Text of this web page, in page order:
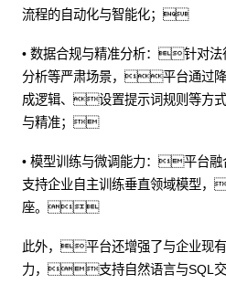
流程的自动化与智能化；
• 数据合规与精准分析：针对
分析等严肃场景，平台通过
成逻辑、设置提示词规则等方
与精准；
• 模型训练与微调能力：平台
支持企业自主训练垂直领域模型
座。
此外，平台还增强了与企业现
力，支持自然语言与SQL